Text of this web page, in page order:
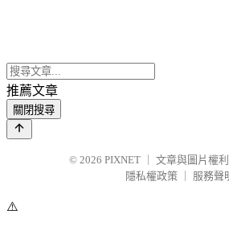
推薦文章
關閉搜尋
© 2026 PIXNET
文章與圖片權
隱私權政策
服務聲
⚠️